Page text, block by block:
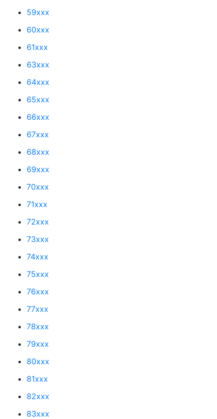
59xxx
60xxx
61xxx
63xxx
64xxx
65xxx
66xxx
67xxx
68xxx
69xxx
70xxx
71xxx
72xxx
73xxx
74xxx
75xxx
76xxx
77xxx
78xxx
79xxx
80xxx
81xxx
82xxx
83xxx